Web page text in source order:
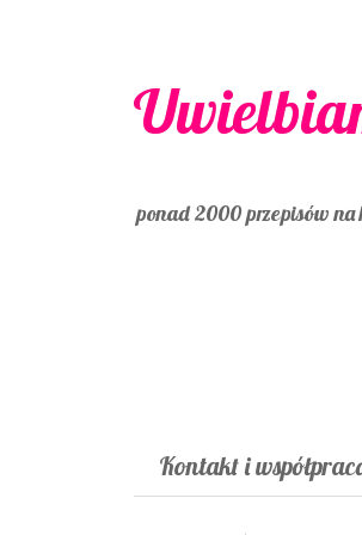
ponad 2000 przepisów na
Kontakt i